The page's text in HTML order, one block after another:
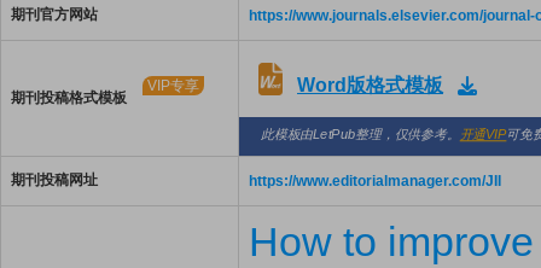
期刊官方网站 https://www.journals.elsevier.com/
期刊投稿格式模板
VIP专享 Word版格式模板
此模板由LetPub整理，仅供参考。 开通VIP可免
期刊投稿网址 https://www.editorialmanager.com/JII
How to